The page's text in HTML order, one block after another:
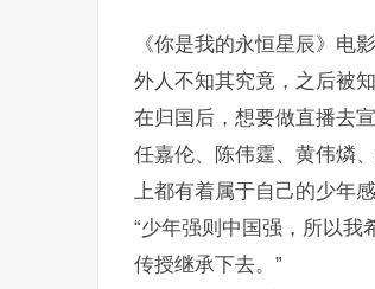
《你是我的永恒星辰》电
外人不知其究竟，之后被
在归国后，想要做直播去
任嘉伦、陈伟霆、黄伟燐
上都有着属于自己的少年
“少年强则中国强，所以我
传授继承下去。”